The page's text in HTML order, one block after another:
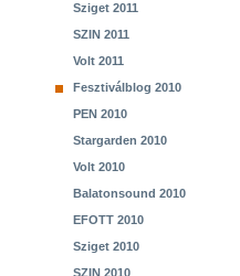
Sziget 2011
SZIN 2011
Volt 2011
Fesztiválblog 2010
PEN 2010
Stargarden 2010
Volt 2010
Balatonsound 2010
EFOTT 2010
Sziget 2010
SZIN 2010